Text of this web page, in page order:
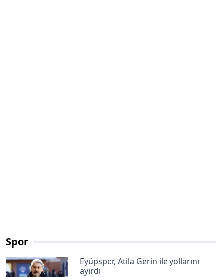
Spor
Eyüpspor, Atila Gerin ile yollarını
ayırdı